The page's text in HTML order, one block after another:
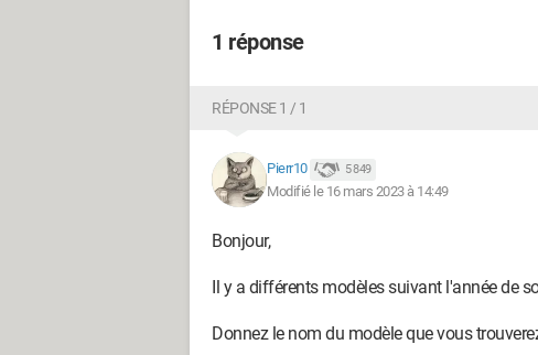
1 réponse
RÉPONSE 1 / 1
Pierr10 5 849
Modifié le 16 mars 2023 à 14:49
Bonjour,
Il y a différents modèles suivant l'année de
Donnez le nom du modèle que vous